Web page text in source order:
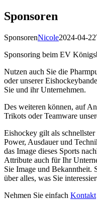
Sponsoren
SponsorenNicole2024-04-
Sponsoring beim EV
Nutzen auch Sie die
oder unserer
Sie und ihr Unternehmen.
Des weiteren können, auf
Trikots oder Teamware
Eishockey gilt als
Power, Ausdauer und
das Image dieses Sports
Attribute auch für Ihr
Sie Image und Bekanntheit.
über alles, was Sie
Nehmen Sie einfach Kontakt